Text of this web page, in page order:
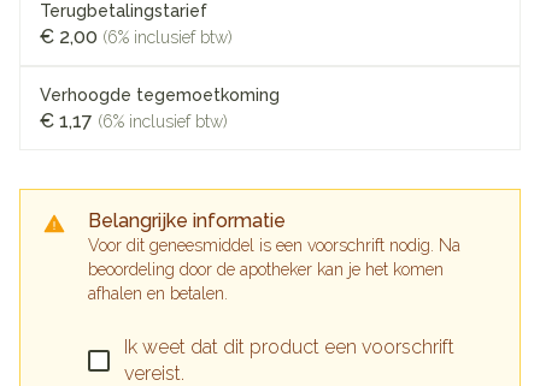
Terugbetalingstarief
€ 2,00 (6% inclusief btw)
Verhoogde tegemoetkoming
€ 1,17 (6% inclusief btw)
Belangrijke informatie
Voor dit geneesmiddel is een voorschrift nodig. Na
beoordeling door de apotheker kan je het komen
afhalen en betalen.
Ik weet dat dit product een voorschrift
vereist.